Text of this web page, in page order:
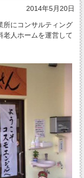
2014年5月20日
にコンサルティング
老人ホームを運営して